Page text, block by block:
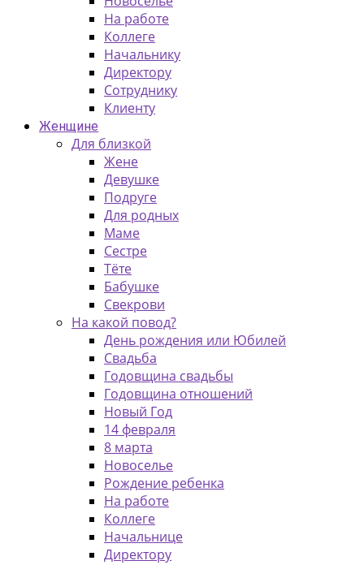
На работе
Коллеге
Начальнику
Директору
Сотруднику
Клиенту
Женщине
Для близкой
Жене
Девушке
Подруге
Для родных
Маме
Сестре
Тёте
Бабушке
Свекрови
На какой повод?
День рождения или Юбилей
Свадьба
Годовщина свадьбы
Годовщина отношений
Новый Год
14 февраля
8 марта
Новоселье
Рождение ребенка
На работе
Коллеге
Начальнице
Директору